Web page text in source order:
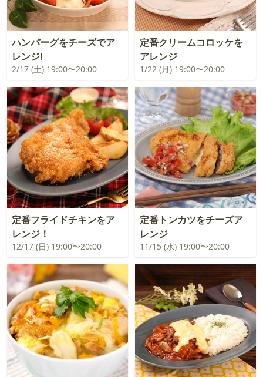
ハンバーグをチーズでア
レンジ!
2/17 (土) 19:00〜20:00
定番クリームコロッケを
アレンジ
1/22 (月) 19:00〜20:00
定番フライドチキンをア
レンジ！
12/17 (日) 19:00〜20:00
定番トンカツをチーズア
レンジ
11/15 (水) 19:00〜20:00